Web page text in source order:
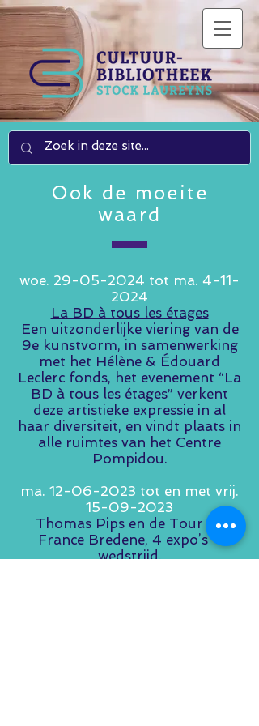
Ook de moeite
waard
woe. 29-05-2024 tot ma. 4-11-
2024
La BD à tous les étages
Een uitzonderlijke viering van de
9e kunstvorm, in samenwerking
met het Hélène & Édouard
Leclerc fonds, het evenement “La
BD à tous les étages” verkent
deze artistieke expressie in al
haar diversiteit, en vindt plaats in
alle ruimtes van het Centre
Pompidou.
ma. 12-06-2023 tot en met vrij.
15-09-2023
Thomas Pips en de Tour de
France Bredene, 4 expo’s +
wedstrijd.